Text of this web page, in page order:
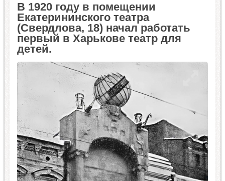
В 1920 году в помещении
Екатерининского театра
(Свердлова, 18) начал работать
первый в Харькове театр для
детей.